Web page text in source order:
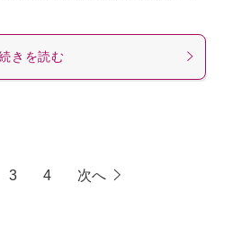
きを読む
3 4 次へ